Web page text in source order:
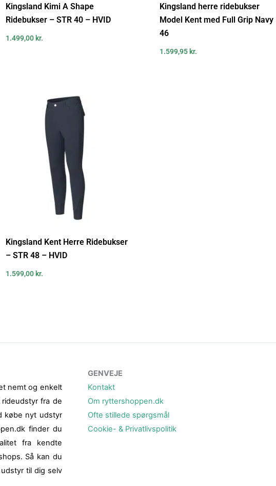
Kingsland Kimi A Shape
Ridebukser – STR 40 – HVID
1.499,00 kr.
Kingsland herre ridebukser
Model Kent med Full Grip Navy
46
1.599,95 kr.
Kingsland Kent Herre Ridebukser
– STR 48 – HVID
1.599,00 kr.
nemt og enkelt
fra de
købe nyt udstyr
finder du
fra kendte
Så kan du
til dig selv
GENVEJE
Kontakt
Om ryttershoppen.dk
Ofte stillede spørgsmål
Cookie- & Privatlivspolitik